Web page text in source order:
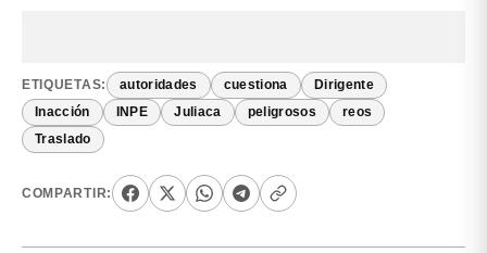
ETIQUETAS: autoridades cuestiona Dirigente
Inacción INPE Juliaca peligrosos reos
Traslado
COMPARTIR: